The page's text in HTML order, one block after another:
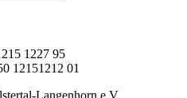
1227 95
12151212 01
Langenhorn e.V.